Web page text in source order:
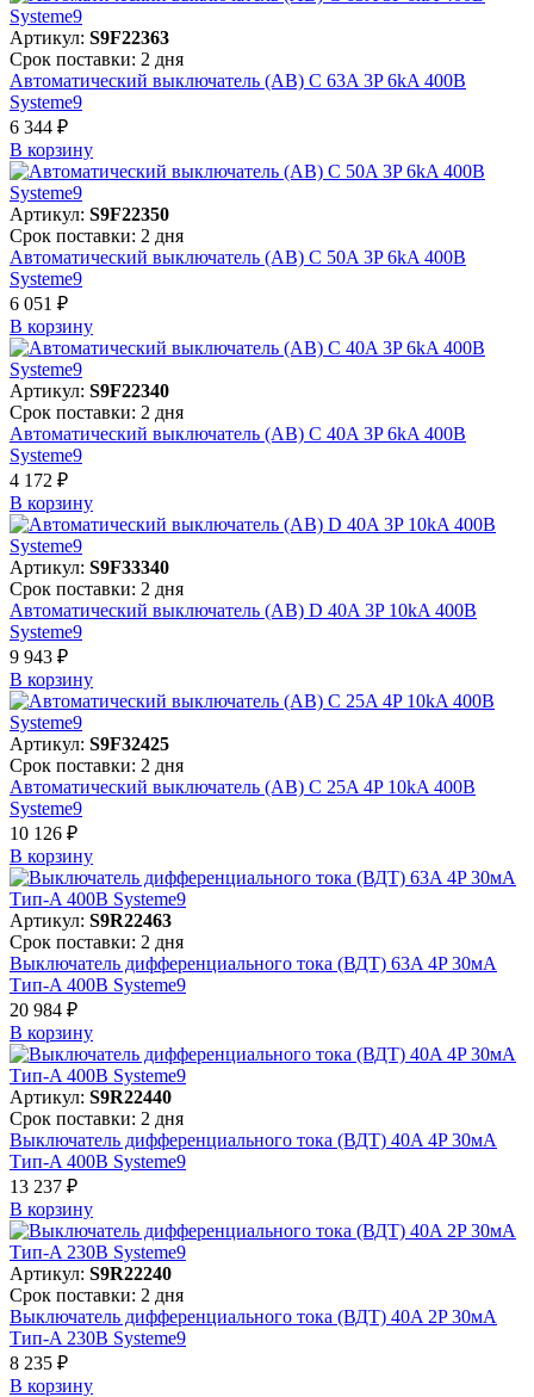
Артикул: S9F22363
Срок поставки: 2 дня
Автоматический выключатель (АВ) C 63A 3P 6kA 400В
Systeme9
6 344 ₽
В корзинy
Артикул: S9F22350
Срок поставки: 2 дня
Автоматический выключатель (АВ) C 50A 3P 6kA 400В
Systeme9
6 051 ₽
В корзинy
Артикул: S9F22340
Срок поставки: 2 дня
Автоматический выключатель (АВ) C 40A 3P 6kA 400В
Systeme9
4 172 ₽
В корзинy
Артикул: S9F33340
Срок поставки: 2 дня
Автоматический выключатель (АВ) D 40A 3P 10kA 400В
Systeme9
9 943 ₽
В корзинy
Артикул: S9F32425
Срок поставки: 2 дня
Автоматический выключатель (АВ) C 25A 4P 10kA 400В
Systeme9
10 126 ₽
В корзинy
Артикул: S9R22463
Срок поставки: 2 дня
Выключатель дифференциального тока (ВДТ) 63A 4P 30мА
Тип-A 400В Systeme9
20 984 ₽
В корзинy
Артикул: S9R22440
Срок поставки: 2 дня
Выключатель дифференциального тока (ВДТ) 40A 4P 30мА
Тип-A 400В Systeme9
13 237 ₽
В корзинy
Артикул: S9R22240
Срок поставки: 2 дня
Выключатель дифференциального тока (ВДТ) 40A 2P 30мА
Тип-A 230В Systeme9
8 235 ₽
В корзинy